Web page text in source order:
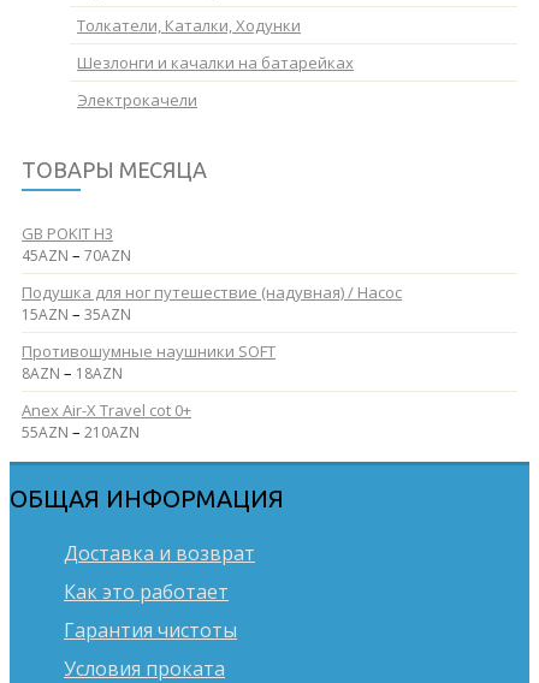
Толкатели, Каталки, Ходунки
Шезлонги и качалки на батарейках
Электрокачели
ТОВАРЫ МЕСЯЦА
GB POKIT H3
45AZN – 70AZN
Подушка для ног путешествие (надувная) / Насос
15AZN – 35AZN
Противошумные наушники SOFT
8AZN – 18AZN
Anex Air-X Travel cot 0+
55AZN – 210AZN
ОБЩАЯ ИНФОРМАЦИЯ
Доставка и возврат
Как это работает
Гарантия чистоты
Условия проката